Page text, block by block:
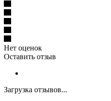
Нет оценок
Оставить отзыв
Загрузка отзывов...